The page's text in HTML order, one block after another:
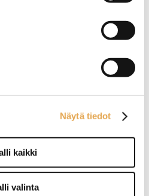
Näytä tiedot
kaikki
valinta
Ulkomitat: (l) 592 x (s) 650 x
Sähköliitäntä: 2 x 15,0 kW /
Öljytilavuus: 2 x 12,5 – 14,5
tunti.
Rasvakeitin Lincat DF49
Ulkomitat: (l) 450 x (s) 600 x
(k) 335 mm.
Öljytilavuus: 15 litraa.